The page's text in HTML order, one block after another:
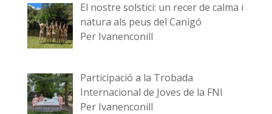
El nostre solstici: un recer de calma i
natura als peus del Canigó
Per Ivanenconill
Participació a la Trobada
Internacional de Joves de la FNI
Per Ivanenconill